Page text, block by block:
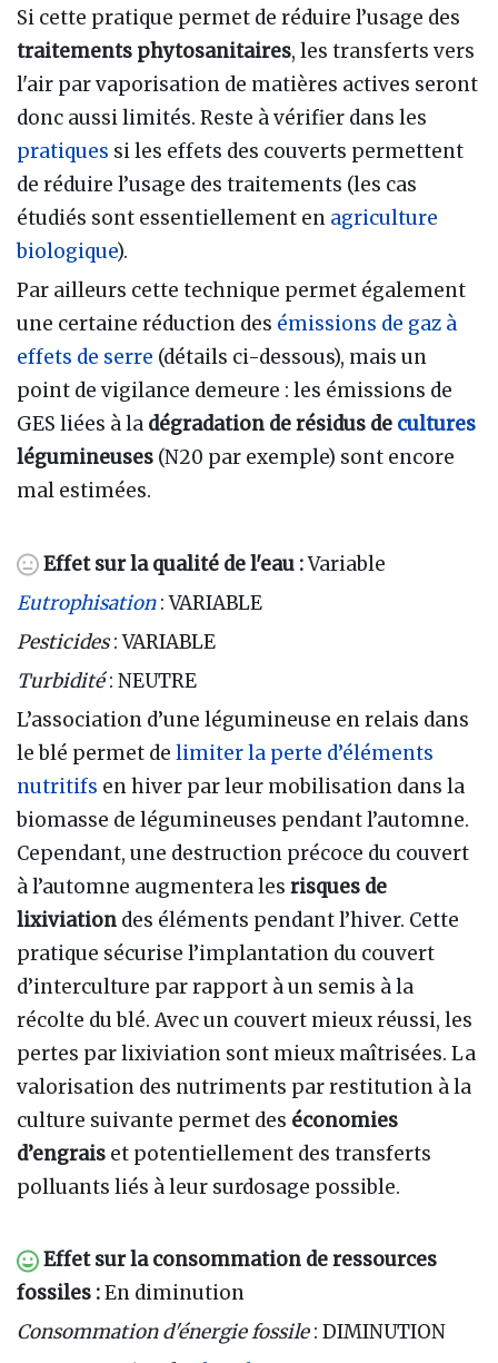
Si cette pratique permet de réduire l’usage des
traitements phytosanitaires, les transferts vers
l'air par vaporisation de matières actives seront
donc aussi limités. Reste à vérifier dans les
pratiques si les effets des couverts permettent
de réduire l’usage des traitements (les cas
étudiés sont essentiellement en agriculture
biologique).
Par ailleurs cette technique permet également
une certaine réduction des émissions de gaz à
effets de serre (détails ci-dessous), mais un
point de vigilance demeure : les émissions de
GES liées à la dégradation de résidus de cultures
légumineuses (N20 par exemple) sont encore
mal estimées.
Effet sur la qualité de l'eau :Variable
Eutrophisation: VARIABLE
Pesticides: VARIABLE
Turbidité: NEUTRE
L’association d’une légumineuse en relais dans
le blé permet de limiter la perte d’éléments
nutritifs en hiver par leur mobilisation dans la
biomasse de légumineuses pendant l’automne.
Cependant, une destruction précoce du couvert
à l’automne augmentera les risques de
lixiviation des éléments pendant l’hiver. Cette
pratique sécurise l’implantation du couvert
d’interculture par rapport à un semis à la
récolte du blé. Avec un couvert mieux réussi, les
pertes par lixiviation sont mieux maîtrisées. La
valorisation des nutriments par restitution à la
culture suivante permet des économies
d’engrais et potentiellement des transferts
polluants liés à leur surdosage possible.
Effet sur la consommation de ressources
fossiles :En diminution
Consommation d'énergie fossile: DIMINUTION